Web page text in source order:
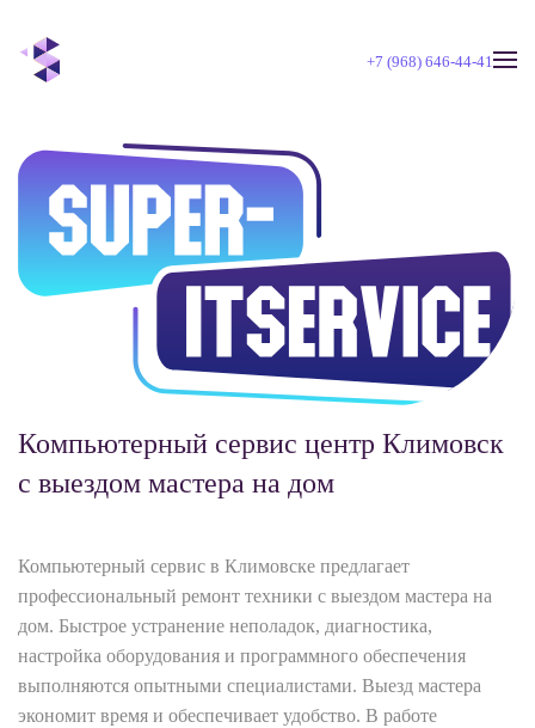
Skip to main content +7 (968) 646-44-41
Компьютерный сервис центр Климовск
с выездом мастера на дом
Компьютерный сервис в Климовске предлагает
профессиональный ремонт техники с выездом мастера на
дом. Быстрое устранение неполадок, диагностика,
настройка оборудования и программного обеспечения
выполняются опытными специалистами. Выезд мастера
экономит время и обеспечивает удобство. В работе